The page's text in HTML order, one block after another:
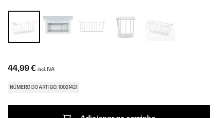
44,99 € incl. IVA
NÚMERO DO ARTIGO: 10031421